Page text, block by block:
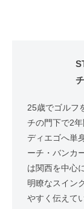
チ
25歳でゴルフ
チの門下で2
ディエゴへ単
ーチ・バンカ
は関西を中心
明瞭なスイン
やすく伝えて